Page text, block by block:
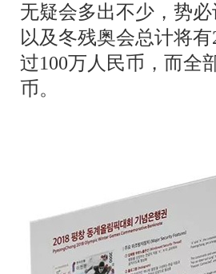
无疑会多出不少，势
以及冬残奥会总计将
过100万人民币，而全
币。